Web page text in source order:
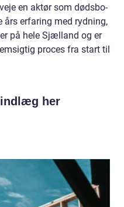
en aktør som dødsbo-
års erfaring med rydning,
på hele Sjælland og er
proces fra start til
her